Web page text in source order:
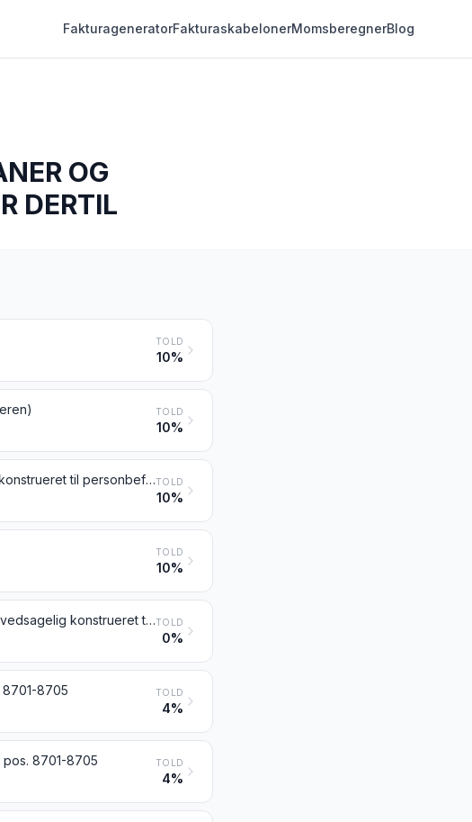
FakturageneratorFakturaskabelonerMomsberegnerBlog
OG
DERTIL
TOLD
10%
TOLD
10%
Personmotorkøretøjer og andre motorkøretøjer, hovedsagelig konstrueret til personbefordring (undtagen motorkøretøjer henhørende under pos. 8702), herunder stationcars og racerbilerTOLD
10%
TOLD
10%
Motorkøretøjer til specielle formål, undtagen motorkøretøjer hovedsagelig konstrueret til person- eller godsbefordring (fx bugseringsvogne, autokraner, brandbiler, betonblandevogne, gadefejevogne, vandingsvogne, værkstedsvogne og vogne med røntgenudstyr)TOLD
0%
8705 TOLD
4%
8701-8705 TOLD
4%